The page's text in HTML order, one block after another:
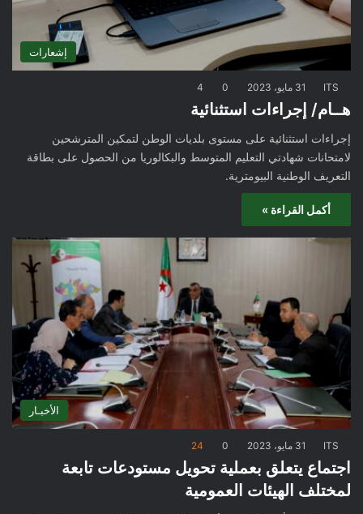
إشعارات
ITS 31 مايو، 2023 0
4
هــام/ إجراءات استثنائية
إجراءات استثنائية على مستوى بلديات الوطن لتمكين المترشحين
لامتحانات شهادتي التعليم المتوسط والبكالوريا من الحصول على بطاقة
التعريف الوطنية البيومترية.
أكمل القراءة »
الأخبـار
ITS 31 مايو، 2023 0
24
اجتماع يتعلق بعملية تحويل مستودعات تابعة
لمختلف الهيئات العمومية